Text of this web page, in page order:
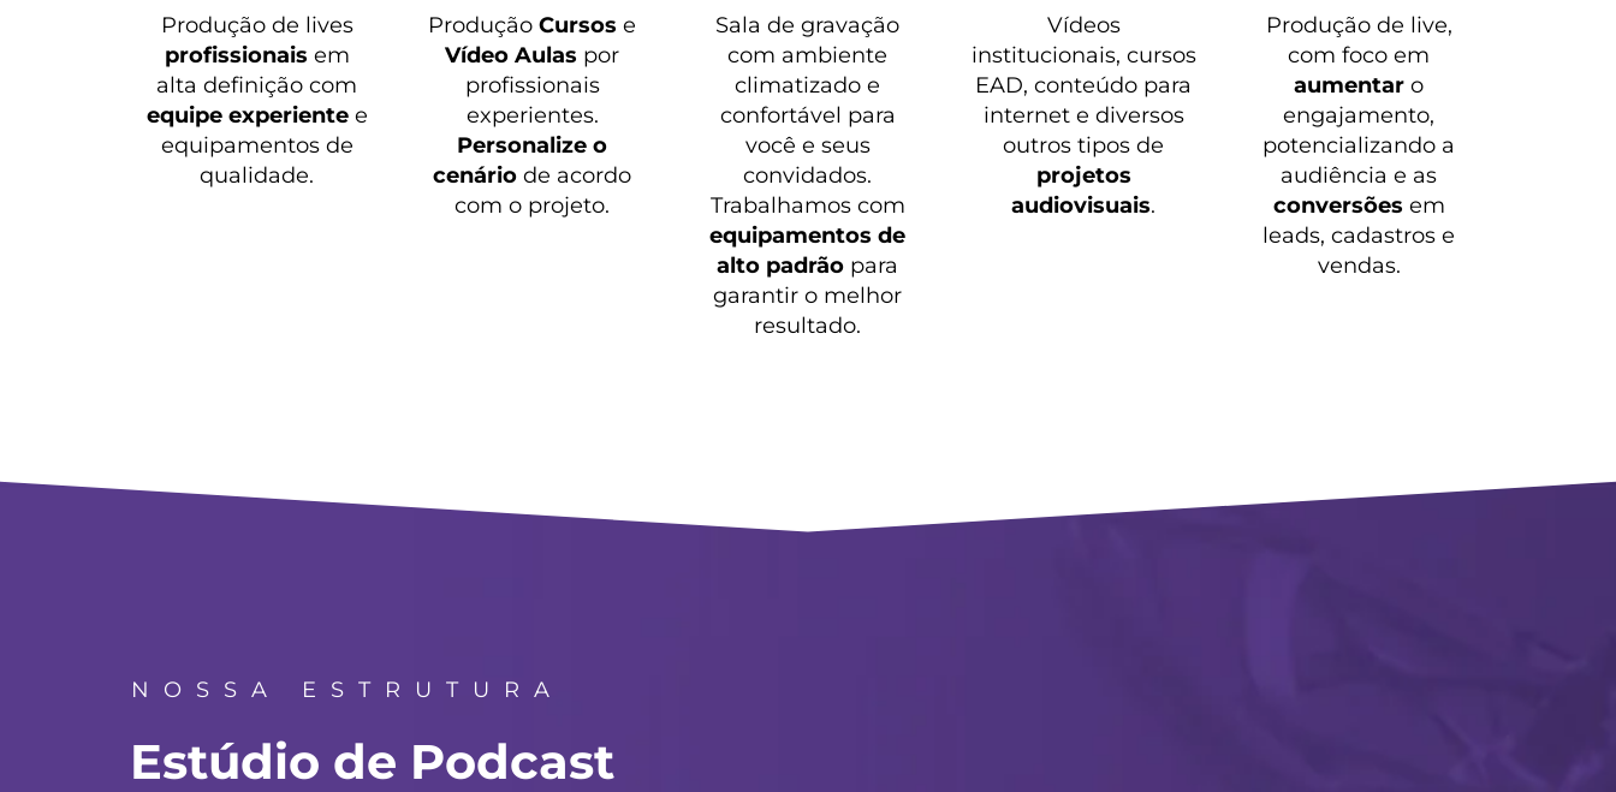
Produção de lives
profissionais em
alta definição com
equipe experientee
equipamentos de
qualidade.
ProduçãoCursos e
Vídeo Aulas por
profissionais
experientes.
Personalize o
cenário de acordo
com o projeto.
Sala de gravação
com ambiente
climatizado e
confortável para
você e seus
convidados.
Trabalhamos com
equipamentos de
alto padrão para
garantir o melhor
resultado.
Vídeos
institucionais, cursos
EAD, conteúdo para
internet e diversos
outros tipos de
projetos
audiovisuais.
Produção de live,
com foco em
aumentar o
engajamento,
potencializando a
audiência e as
conversões em
leads, cadastros e
vendas.
NOSSA ESTRUTURA
Estúdio de Podcast